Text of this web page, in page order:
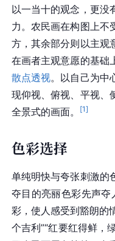
以一当十的观念，更没
力。农民画在构图上不
方，其余部分则以主观
在画者主观意愿的基础
散点透视。以自己为中
现仰视、俯视、平视、
全景式的画面。
[1]
色彩选择
单纯明快与夸张刺激的
夺目的亮丽色彩先声夺
彩，使人感受到豁朗的
个吉利”“红要红得鲜，